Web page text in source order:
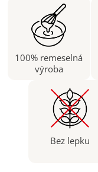
100% remeselná
výroba
Bez lepku